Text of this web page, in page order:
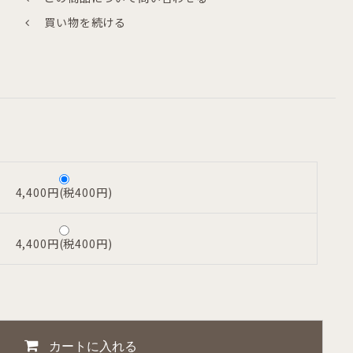
買い物を続ける
4,400円(税400円)
4,400円(税400円)
カートに入れる